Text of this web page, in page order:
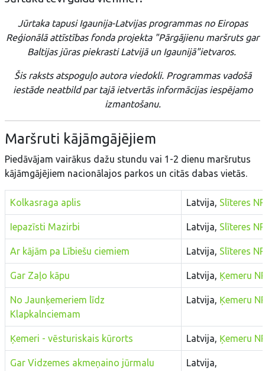
Jūrtaka tapusi Igaunija-Latvijas programmas no Eiropas
Reģionālā attīstības fonda projekta "Pārgājienu maršruts gar
Baltijas jūras piekrasti Latvijā un Igaunijā"ietvaros.
Šis raksts atspoguļo autora viedokli. Programmas vadošā
iestāde neatbild par tajā ietvertās informācijas iespējamo
izmantošanu.
Maršruti kājāmgājējiem
Piedāvājam vairākus dažu stundu vai 1-2 dienu maršrutus
kājāmgājējiem nacionālajos parkos un citās dabas vietās.
Kolkasraga aplis Latvija, Slīteres NP
Iepazīsti Mazirbi Latvija, Slīteres NP
Ar kājām pa Lībiešu ciemiem Latvija, Slīteres NP
Gar Zaļo kāpu Latvija, Ķemeru
No Jaunķemeriem līdz
Klapkalnciemam
Latvija, Ķemeru
Ķemeri - vēsturiskais kūrorts Latvija, Ķemeru
Gar Vidzemes akmeņaino jūrmalu
Latvija,